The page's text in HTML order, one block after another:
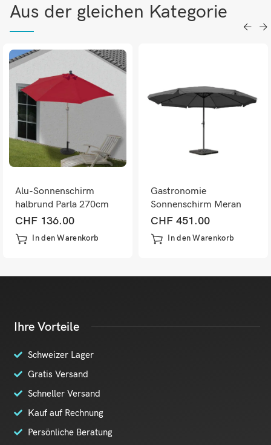
Aus der gleichen Kategorie
Alu-Sonnenschirm
halbrund Parla 270cm
bordeaux mit Ständer
CHF 136.00
In den Warenkorb
Gastronomie
Sonnenschirm Meran
Pro mit Volant Ø 5m ~
mit Ständer anthrazit
CHF 451.00
In den Warenkorb
Ihre Vorteile
Schweizer Lager
Gratis Versand
Schneller Versand
Kauf auf Rechnung
Persönliche Beratung